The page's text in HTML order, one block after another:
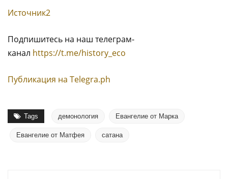
Источник2
Подпишитесь на наш телеграм-
канал https://t.me/history_eco
Публикация на Тelegra.ph
Tags демонология Евангелие от Марка
Евангелие от Матфея сатана